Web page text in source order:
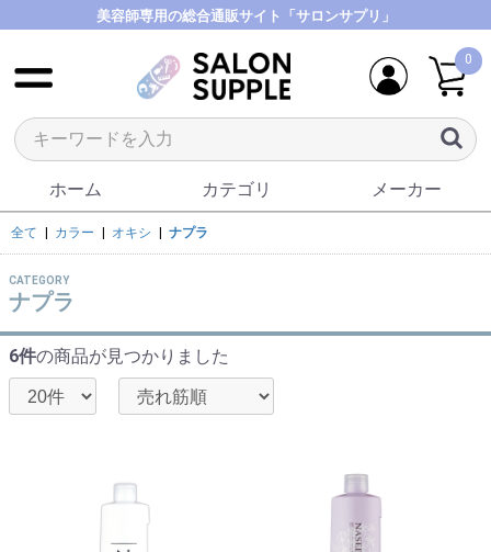
美容師専用の総合通販サイト「サロンサプリ」
0
ホーム カテゴリ メーカー
全て カラー オキシ ナプラ
CATEGORY
ナプラ
6件の商品が見つかりました